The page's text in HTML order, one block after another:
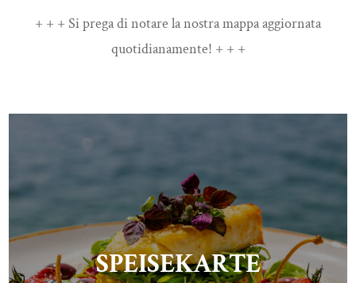
+ + + Si prega di notare la nostra mappa aggiornata
quotidianamente! + + +
SPEISEKARTE